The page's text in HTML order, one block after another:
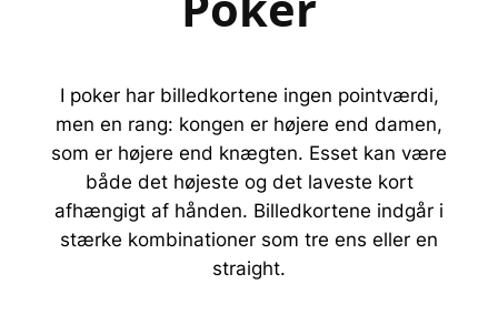
I poker har billedkortene ingen pointværdi,
men en rang: kongen er højere end damen,
som er højere end knægten. Esset kan være
både det højeste og det laveste kort
afhængigt af hånden. Billedkortene indgår i
stærke kombinationer som tre ens eller en
straight.